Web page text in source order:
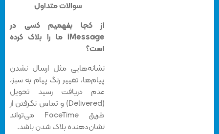
سوالات متداول
از کجا بفهمیم کسی در
iMessage ما را بلاک کرده
است؟
نشانه‌هایی مثل ارسال نشدن
پیام‌ها، تغییر رنگ پیام به سبز،
عدم دریافت رسید تحویل
(Delivered) و تماس نگرفتن از
طریق FaceTime می‌تواند
نشان‌دهنده بلاک شدن باشد.